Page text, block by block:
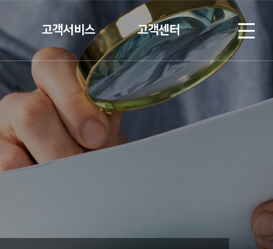
고객서비스
계약고객
입주고객
C/S안내
고객센터
협력업체 등록
Q&A